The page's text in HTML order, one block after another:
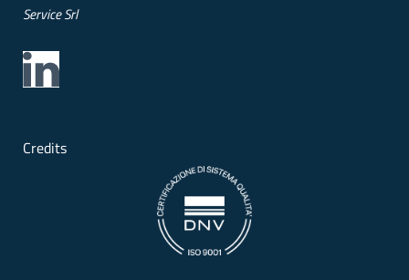
Service Srl
Credits